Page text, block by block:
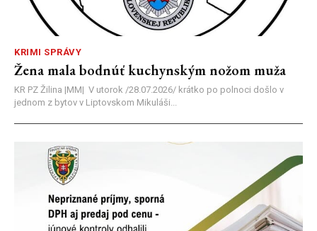
KRIMI SPRÁVY
Žena mala bodnúť kuchynským nožom muža
KR PZ Žilina |MM| V utorok /28.07.2026/ krátko po polnoci došlo v
jednom z bytov v Liptovskom Mikuláši...